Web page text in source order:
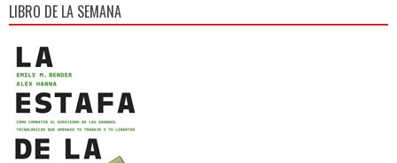
LIBRO DE LA SEMANA